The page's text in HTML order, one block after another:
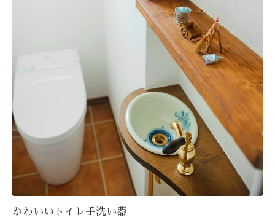
かわいいトイレ手洗い器